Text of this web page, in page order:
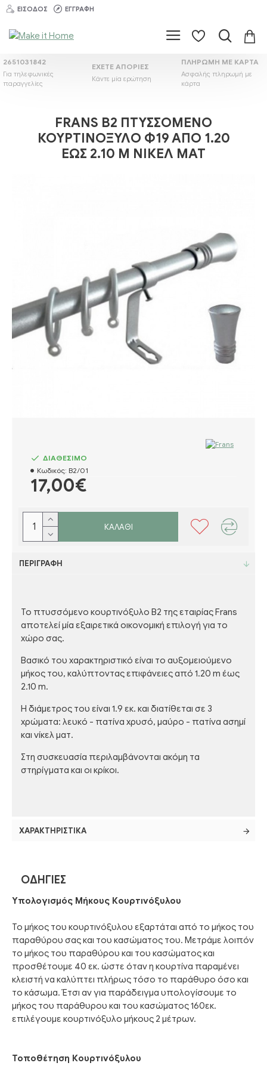
ΕΊΣΟΔΟΣ ΕΓΓΡΑΦΉ
2651031842
Για τηλεφωνικές
παραγγελίες
ΈΧΕΤΕ ΑΠΟΡΊΕΣ
Κάντε μία ερώτηση
ΠΛΗΡΩΜΉ ΜΕ ΚΆΡΤΑ
Ασφαλής πληρωμή με
κάρτα
FRANS Β2 ΠΤΥΣΣΌΜΕΝΟ
ΚΟΥΡΤΙΝΌΞΥΛΟ Φ19 ΑΠΌ 1.20
ΈΩΣ 2.10 M ΝΊΚΕΛ ΜΑΤ
17,00€
ΔΙΑΘΕΣΙΜΟ
Κωδικός: Β2/01
ΚΑΛΆΘΙ
ΠΕΡΙΓΡΑΦΉ
Το πτυσσόμενο κουρτινόξυλο Β2 της εταιρίας Frans
αποτελεί μία εξαιρετικά οικονομική επιλογή για το
χώρο σας.
Βασικό του χαρακτηριστικό είναι το αυξομειούμενο
μήκος του, καλύπτοντας επιφάνειες από 1.20 m έως
2.10 m.
Η διάμετρος του είναι 1.9 εκ. και διατίθεται σε 3
χρώματα: λευκό - πατίνα χρυσό, μαύρο - πατίνα ασημί
και νίκελ ματ.
Στη συσκευασία περιλαμβάνονται ακόμη τα
στηρίγματα και οι κρίκοι.
ΧΑΡΑΚΤΗΡΙΣΤΙΚΆ
ΟΔΗΓΊΕΣ
Υπολογισμός Μήκους Κουρτινόξυλου
Το μήκος του κουρτινόξυλου εξαρτάται από το μήκος του
παραθύρου σας και του κασώματος του. Μετράμε λοιπόν
το μήκος του παραθύρου και του κασώματος και
προσθέτουμε 40 εκ. ώστε όταν η κουρτίνα παραμένει
κλειστή να καλύπτει πλήρως τόσο το παράθυρο όσο και
το κάσωμα. Έτσι αν για παράδειγμα υπολογίσουμε το
μήκος του παράθυρου και του κασώματος 160εκ.
επιλέγουμε κουρτινόξυλο μήκους 2 μέτρων.
Τοποθέτηση Κουρτινόξυλου